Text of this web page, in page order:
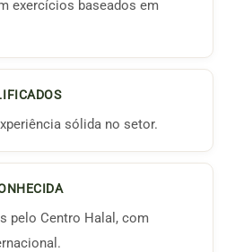
exercícios baseados em
sólida no setor.
pelo Centro Halal, com